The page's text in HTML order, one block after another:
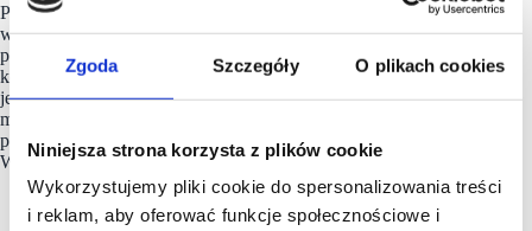
Zgoda Szczegóły O plikach cookies
Niniejsza strona korzysta z plików cookie
Wykorzystujemy pliki cookie do spersonalizowania treści
i reklam, aby oferować funkcje społecznościowe i
Park handlowy
w Lipnie wpisuje się właśnie
w ten kierunek. To projekt realizowany z myślą o obecnym
potencjale miasta, ale również o przyszłym układzie
komunikacyjnym i handlowym. Inwestycja ma szansę stać się
jednym z głównych punktów codziennych zakupów dla
mieszkańców Lipna, okolicznych miejscowości oraz klientów
poruszających się trasą DK10.
Wielkie otwarcie jest zaplanowane na II kwartał 2027 roku.